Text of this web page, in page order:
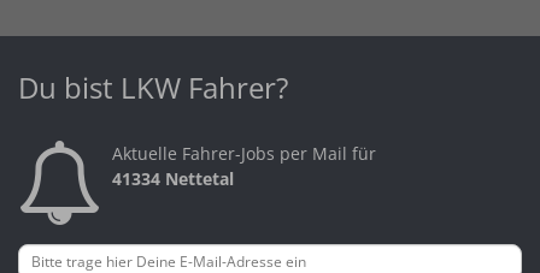
Du bist LKW Fahrer?
Aktuelle Fahrer-Jobs per Mail für
41334 Nettetal